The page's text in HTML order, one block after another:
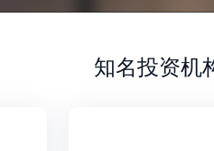
知名投资机